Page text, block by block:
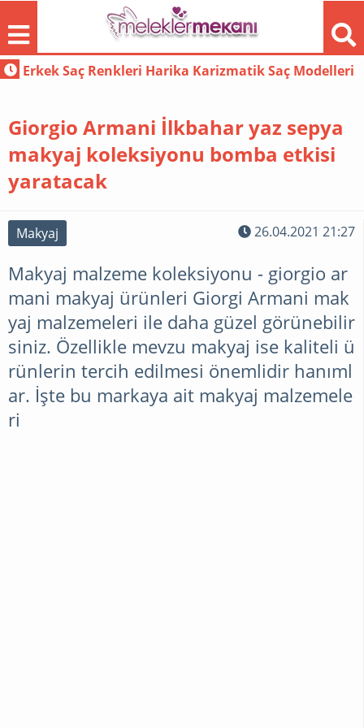
FORUM
GEBELIK
DEKORASYON
MODA
Erkek Saç Renkleri Harika Karizmatik Saç Modelleri
Giorgio Armani İlkbahar yaz sepya
makyaj koleksiyonu bomba etkisi
yaratacak
Makyaj 26.04.2021 21:27
Makyaj malzeme koleksiyonu - giorgio ar
mani makyaj ürünleri Giorgi Armani mak
yaj malzemeleri ile daha güzel görünebilir
siniz. Özellikle mevzu makyaj ise kaliteli ü
rünlerin tercih edilmesi önemlidir hanıml
ar. İşte bu markaya ait makyaj malzemele
ri